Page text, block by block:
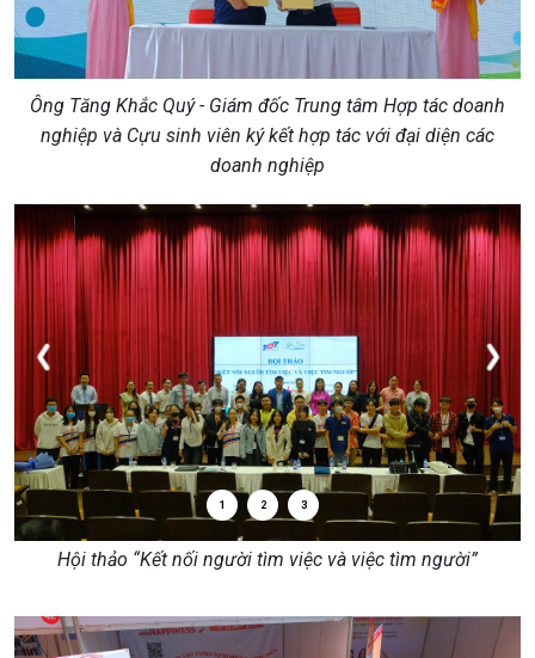
Ông Tăng Khắc Quý - Giám đốc Trung tâm Hợp tác doanh
nghiệp và Cựu sinh viên ký kết hợp tác với đại diện các
doanh nghiệp
1 2 3
Hội thảo “Kết nối người tìm việc và việc tìm người”